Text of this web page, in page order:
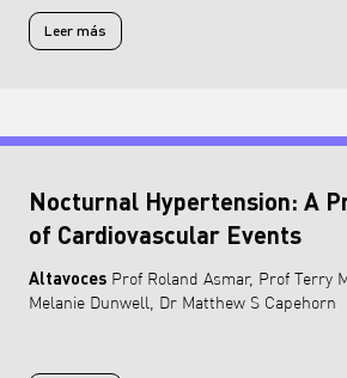
Leer másLeer más sobre Advances in
Nocturnal Hypertension: A
of Cardiovascular Events
Altavoces Prof Roland Asmar, Prof Terry
Melanie Dunwell, Dr Matthew S Capehorn